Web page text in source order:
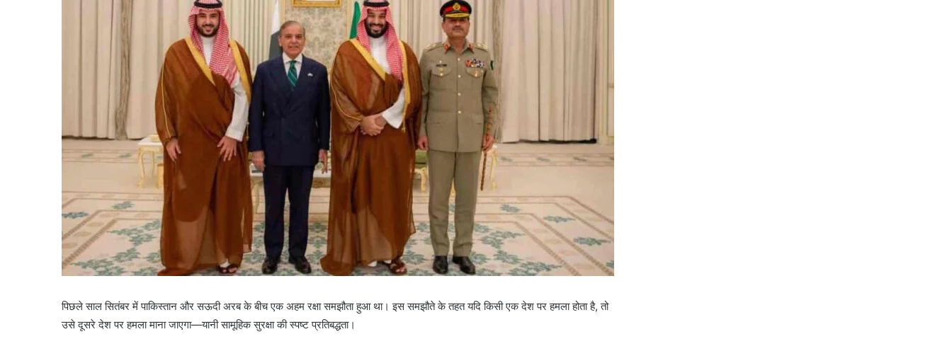
पिछले साल सितंबर में पाकिस्तान और सऊदी अरब के बीच एक अहम रक्षा समझौता हुआ था। इस समझौते के तहत यदि किसी एक देश पर हमला होता है, तो
उसे दूसरे देश पर हमला माना जाएगा—यानी सामूहिक सुरक्षा की स्पष्ट प्रतिबद्धता।